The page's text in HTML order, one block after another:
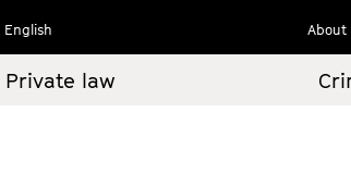
English About
Private law